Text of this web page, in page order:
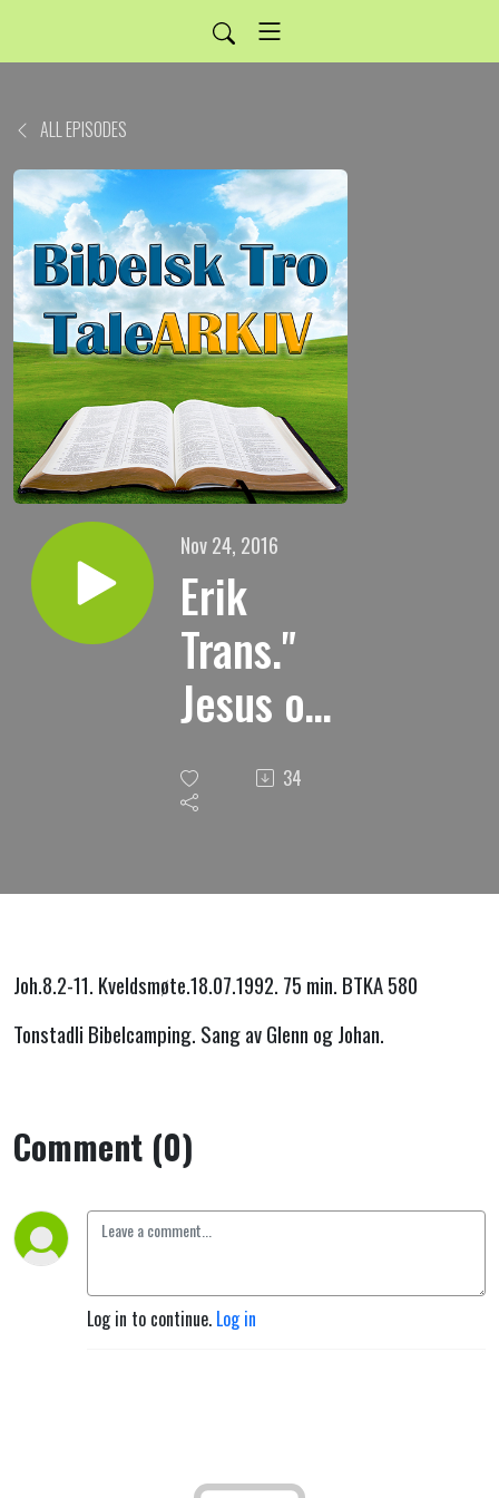
ALL EPISODES
Nov 24, 2016
Erik
Trans."
Jesus og
kvinnen
som var
hor. "
34
Joh.8.2-11. Kveldsmøte.18.07.1992. 75 min. BTKA 580
Tonstadli Bibelcamping. Sang av Glenn og Johan.
Comment (0)
Log in to continue. Log in